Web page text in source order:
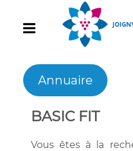
Annuaire
BASIC FIT
Vous êtes à la